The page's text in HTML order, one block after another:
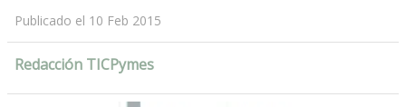
Publicado el 10 Feb 2015
Redacción TICPymes